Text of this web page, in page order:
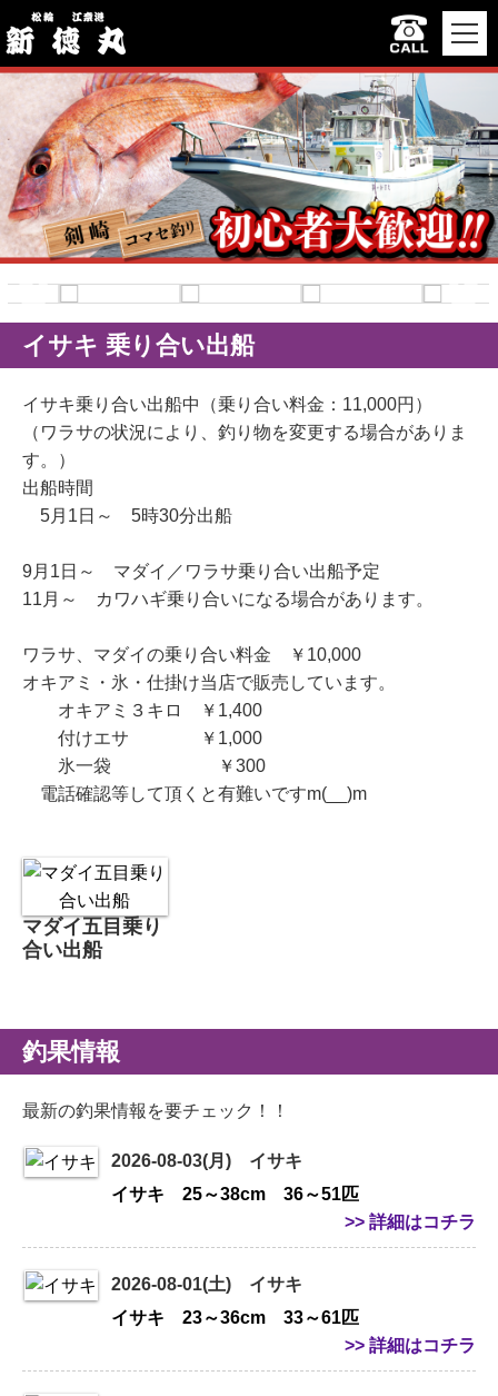
イサキ 乗り合い出船
イサキ乗り合い出船中（乗り合い料金：11,000円）
（ワラサの状況により、釣り物を変更する場合がありま
す。）
出船時間
5月1日～ 5時30分出船
9月1日～ マダイ／ワラサ乗り合い出船予定
11月～ カワハギ乗り合いになる場合があります。
ワラサ、マダイの乗り合い料金 ￥10,000
オキアミ・氷・仕掛け当店で販売しています。
オキアミ３キロ ￥1,400
付けエサ ￥1,000
氷一袋 ￥300
電話確認等して頂くと有難いですm(__)m
マダイ五目乗り
合い出船
釣果情報
最新の釣果情報を要チェック！！
2026-08-03(月) イサキ
イサキ 25～38cm 36～51匹
>> 詳細はコチラ
2026-08-01(土) イサキ
イサキ 23～36cm 33～61匹
>> 詳細はコチラ